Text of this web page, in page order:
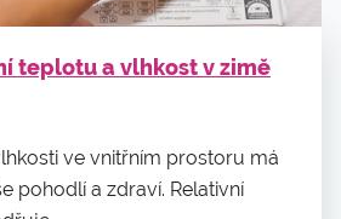
teplotu a vlhkost v zimě
ve vnitřním prostoru má
pohodlí a zdraví. Relativní